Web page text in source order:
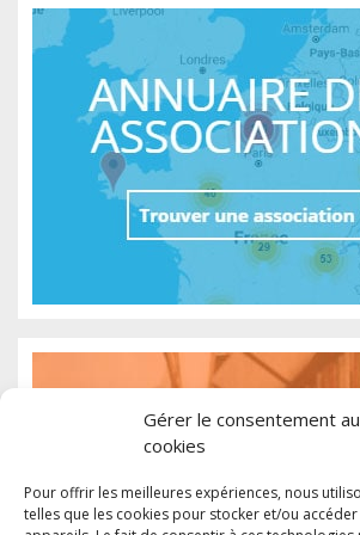
Gérer le consentement
cookies
Pour offrir les meilleures expériences, nous
telles que les cookies pour stocker et/ou